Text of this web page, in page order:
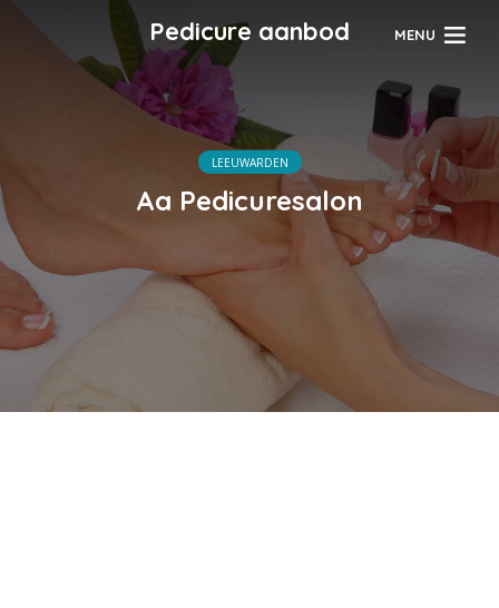
Pedicure aanbod MENU
LEEUWARDEN
Aa Pedicuresalon